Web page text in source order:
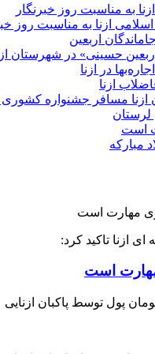
به مناسبت روز خبرنگار
ازنا به مناسبت روز
اربعین
حسینی» در شهرستان
در ازنا
ازنا
مسافر جشنواره کشوری
لرستان
است
مبارکه
ازنا تاکید کرد:
مهارت است